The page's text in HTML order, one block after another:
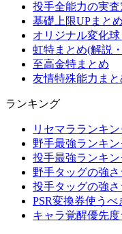
投手全能力の実査
基礎上限UPまと
オリジナル変化
虹特まとめ(解説
至高金特まとめ
友情特殊能力ま
ランキング
リセマラランキ
野手最強ランキン
投手最強ランキン
野手タッグの強
投手タッグの強
PSR変換券使う
キャラ覚醒優先